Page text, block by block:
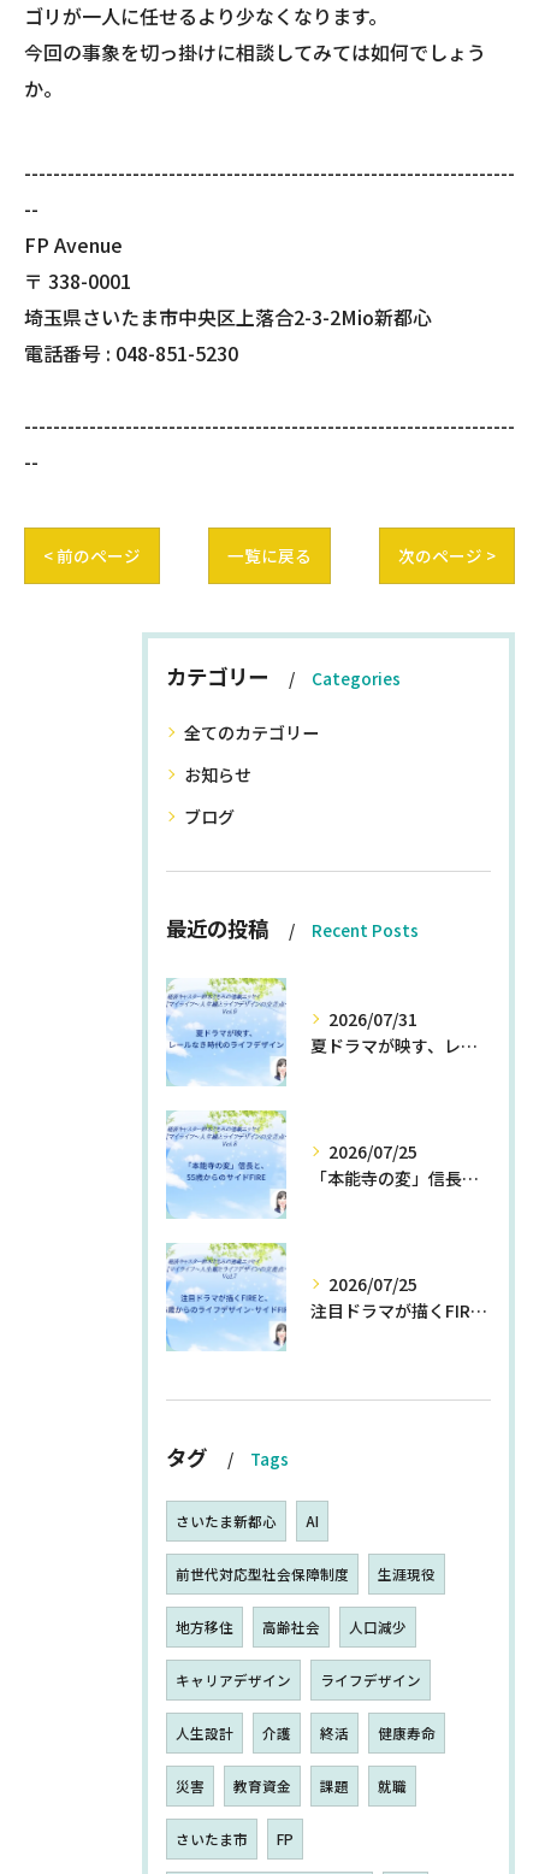
ゴリが一人に任せるより少なくなります。
今回の事象を切っ掛けに相談してみては如何でしょう
か。
--------------------------------------------------------------------
--
FP Avenue
〒 338-0001
埼玉県さいたま市中央区上落合2-3-2Mio新都心
電話番号 : 048-851-5230
--------------------------------------------------------------------
--
< 前のページ 一覧に戻る 次のページ >
カテゴリー Categories
全てのカテゴリー
お知らせ
ブログ
最近の投稿 Recent Posts
2026/07/31
夏ドラマが映す、レールなき時代のライフデザイン
2026/07/25
「本能寺の変」信長と、55歳からのサイドFIRE
2026/07/25
注目ドラマが描くFIREと、55歳からのライフデザイン・サイドFIRE
タグ Tags
さいたま新都心 AI
前世代対応型社会保障制度 生涯現役
地方移住 高齢社会 人口減少
キャリアデザイン ライフデザイン
人生設計 介護 終活 健康寿命
災害 教育資金 課題 就職
さいたま市 FP